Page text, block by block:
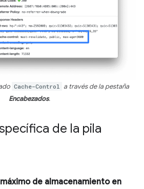
Cache-Control a través de la pestaña
Encabezados.
de la pila
de almacenamiento en